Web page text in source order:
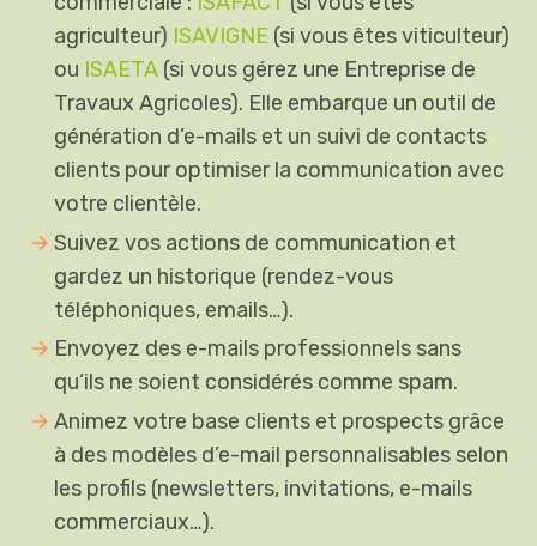
agriculteur) ISAVIGNE (si vous êtes viticulteur)
ou ISAETA (si vous gérez une Entreprise de
Travaux Agricoles). Elle embarque un outil de
génération d’e-mails et un suivi de contacts
clients pour optimiser la communication avec
votre clientèle.
Suivez vos actions de communication et
gardez un historique (rendez-vous
téléphoniques, emails…).
Envoyez des e-mails professionnels sans
qu’ils ne soient considérés comme spam.
Animez votre base clients et prospects grâce
à des modèles d’e-mail personnalisables selon
les profils (newsletters, invitations, e-mails
commerciaux…).